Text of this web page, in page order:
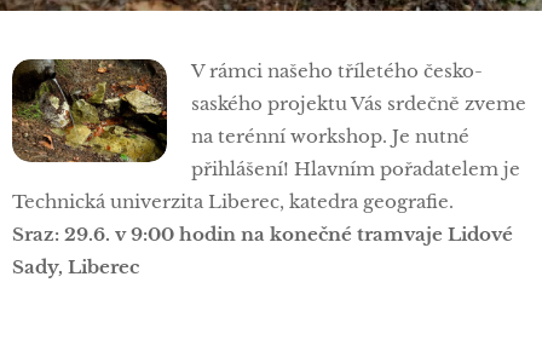
V rámci našeho tříletého česko-
saského projektu Vás srdečně zveme
na terénní workshop. Je nutné
přihlášení! Hlavním pořadatelem je
Technická univerzita Liberec, katedra geografie.
Sraz: 29.6. v 9:00 hodin na konečné tramvaje Lidové
Sady, Liberec